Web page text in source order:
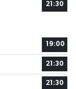
21:30
19:00
21:30
21:30